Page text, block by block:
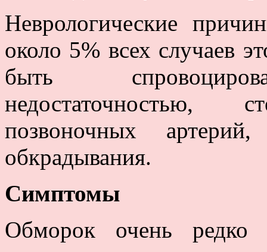
Неврологические
около 5% всех случаев
быть
недостаточностью,
позвоночных
обкрадывания.
Симптомы
Обморок очень редко